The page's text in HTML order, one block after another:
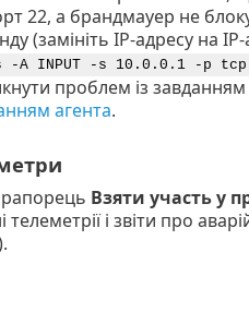
22, а брандмауер не
(замініть IP-адресу на IP-
-A INPUT -s 10.0.0.1 -p tcp
проблем із завданням
агента.
Взяти участь у
телеметрії і звіти про